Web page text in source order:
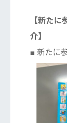
【新た
介】
■ 新たに